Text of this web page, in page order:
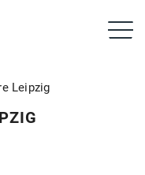
Leipzig